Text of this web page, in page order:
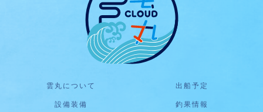
雲丸について 出船予定
設備装備 釣果情報